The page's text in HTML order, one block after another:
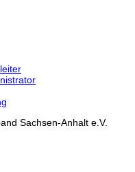
Sachsen-Anhalt e.V.